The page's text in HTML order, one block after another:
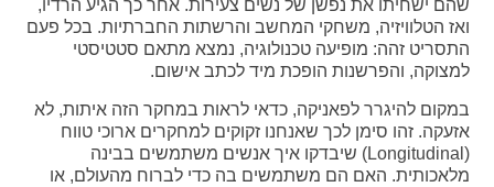
שהם ישחיתו את נפשן של נשים צעירות. אחר כך הגיע הרדיו,
ואז הטלוויזיה, משחקי המחשב והרשתות החברתיות. בכל פעם
התסריט זהה: מופיעה טכנולוגיה, נמצא מתאם סטטיסטי
למצוקה, והפרשנות הופכת מיד לכתב אישום.
במקום להיגרר לפאניקה, כדאי לראות במחקר הזה איתות, לא
אזעקה. זהו סימן לכך שאנחנו זקוקים למחקרים ארוכי טווח
(Longitudinal) שיבדקו איך אנשים משתמשים בבינה
מלאכותית. האם הם משתמשים בה כדי לברוח מהעולם, או